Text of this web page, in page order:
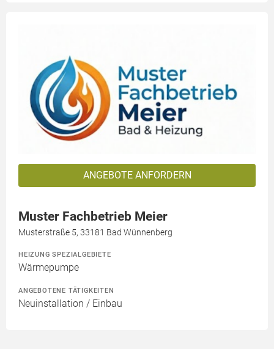
ANGEBOTE ANFORDERN
Muster Fachbetrieb Meier
Musterstraße 5, 33181 Bad Wünnenberg
HEIZUNG SPEZIALGEBIETE
Wärmepumpe
ANGEBOTENE TÄTIGKEITEN
Neuinstallation / Einbau